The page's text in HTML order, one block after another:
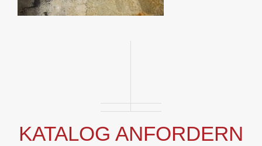
KATALOG ANFORDERN